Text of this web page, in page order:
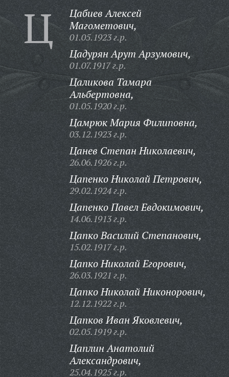
Ц
Цабиев Алексей
Магометович,
01.05.1923 г.р.
Цадурян Арут Арзумович,
01.07.1917 г.р.
Цаликова Тамара
Альбертовна,
01.05.1920 г.р.
Цамрюк Мария Филиповна,
03.12.1923 г.р.
Цанев Степан Николаевич,
26.06.1926 г.р.
Цапенко Николай Петрович,
29.02.1924 г.р.
Цапенко Павел Евдокимович,
14.06.1913 г.р.
Цапко Василий Степанович,
15.02.1917 г.р.
Цапко Николай Егорович,
26.03.1921 г.р.
Цапко Николай Никонорович,
12.12.1922 г.р.
Цапков Иван Яковлевич,
02.05.1919 г.р.
Цаплин Анатолий
Александрович,
25.04.1925 г.р.